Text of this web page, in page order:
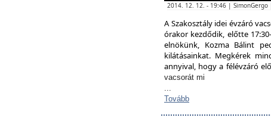
2014. 12. 12. - 19:46 |
A Szakosztály idei évzáró
órakor kezdődik, előtte
elnökünk, Kozma Bálint
kilátásainkat. Megkérek
annyival, hogy a félévzáró
vacsorát mi
...
Tovább